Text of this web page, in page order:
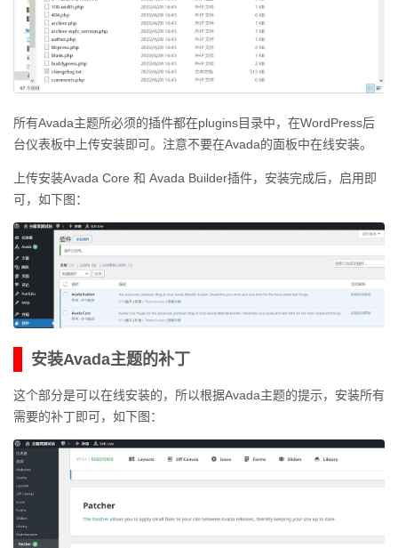
所有Avada主题所必须的插件都在plugins目录中，在WordPress后
台仪表板中上传安装即可。注意不要在Avada的面板中在线安装。
上传安装Avada Core 和 Avada Builder插件，安装完成后，启用即
可，如下图：
安装Avada主题的补丁
这个部分是可以在线安装的，所以根据Avada主题的提示，安装所有
需要的补丁即可，如下图：